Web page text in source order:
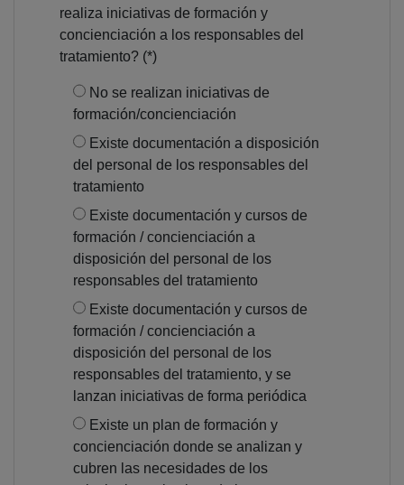
realiza iniciativas de formación y
concienciación a los responsables del
tratamiento? (*)
No se realizan iniciativas de
formación/concienciación
Existe documentación a disposición
del personal de los responsables del
tratamiento
Existe documentación y cursos de
formación / concienciación a
disposición del personal de los
responsables del tratamiento
Existe documentación y cursos de
formación / concienciación a
disposición del personal de los
responsables del tratamiento, y se
lanzan iniciativas de forma periódica
Existe un plan de formación y
concienciación donde se analizan y
cubren las necesidades de los